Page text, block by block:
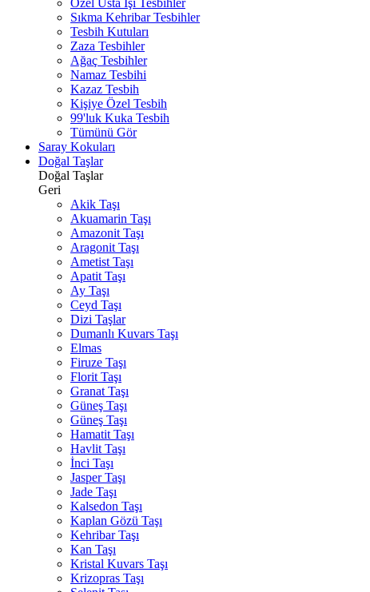
Özel Usta İşi Tesbihler
Sıkma Kehribar Tesbihler
Tesbih Kutuları
Zaza Tesbihler
Ağaç Tesbihler
Namaz Tesbihi
Kazaz Tesbih
Kişiye Özel Tesbih
99'luk Kuka Tesbih
Tümünü Gör
Saray Kokuları
Doğal Taşlar
Doğal Taşlar
Geri
Akik Taşı
Akuamarin Taşı
Amazonit Taşı
Aragonit Taşı
Ametist Taşı
Apatit Taşı
Ay Taşı
Ceyd Taşı
Dizi Taşlar
Dumanlı Kuvars Taşı
Elmas
Firuze Taşı
Florit Taşı
Granat Taşı
Güneş Taşı
Güneş Taşı
Hamatit Taşı
Havlit Taşı
İnci Taşı
Jasper Taşı
Jade Taşı
Kalsedon Taşı
Kaplan Gözü Taşı
Kehribar Taşı
Kan Taşı
Kristal Kuvars Taşı
Krizopras Taşı